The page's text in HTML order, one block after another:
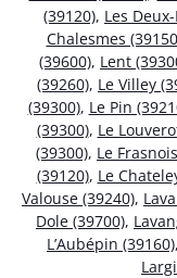
(39120), Les
Chalesmes
(39600), Lent
(39260), Le Villey
(39300), Le Pin
(39300), Le
(39300), Le
(39120), Le
Valouse (39240),
Dole (39700),
L’Aubépin (39160),